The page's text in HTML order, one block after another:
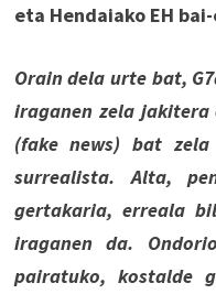
eta Hendaiako EH
Orain dela urte bat,
iraganen zela
(fake news) bat
surrealista. Alta,
gertakaria, erreala
iraganen da.
pairatuko, kostalde